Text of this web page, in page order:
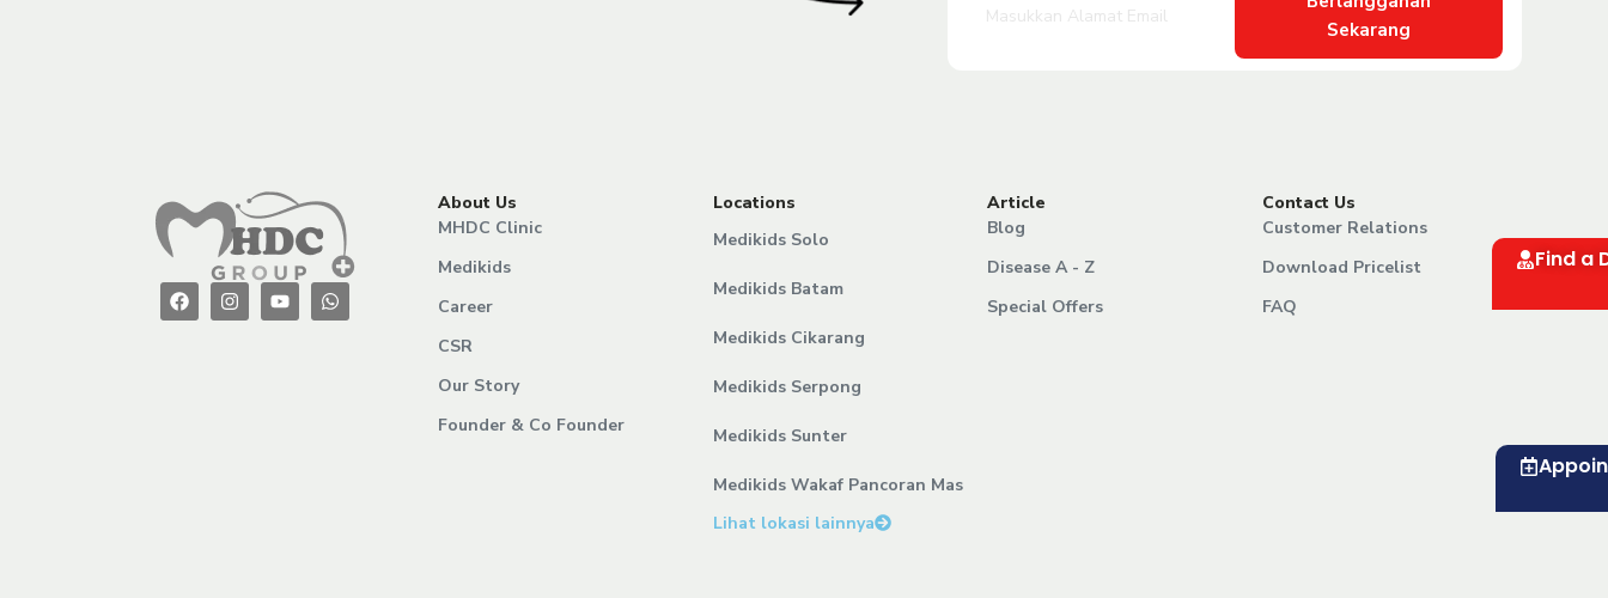
Sekarang
About Us
MHDC Clinic
Medikids
Career
CSR
Our Story
Founder & Co Founder
Locations
Medikids Solo
Medikids Batam
Medikids Cikarang
Medikids Serpong
Medikids Sunter
Medikids Wakaf Pancoran Mas
Lihat lokasi lainnya
Article
Blog
Disease A - Z
Special Offers
Contact Us
Customer Relations
Download Pricelist
FAQ
Find a